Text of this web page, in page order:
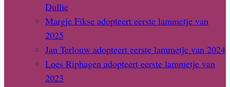
Dullie
Margje Fikse adopteert eerste lammetje van
2025
Jan Terlouw adopteert eerste lammetje van 2024
Loes Riphagen adopteert eerste lammetje van
2023